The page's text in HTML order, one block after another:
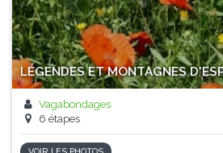
LÉGENDES ET MONTAGNES
Vagabondages
6 étapes